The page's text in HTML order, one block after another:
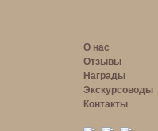
О нас
Отзывы
Награды
Экскурсоводы
Контакты